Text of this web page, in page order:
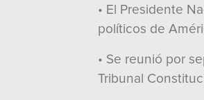
• El Presidente
políticos de
• Se reunió por
Tribunal